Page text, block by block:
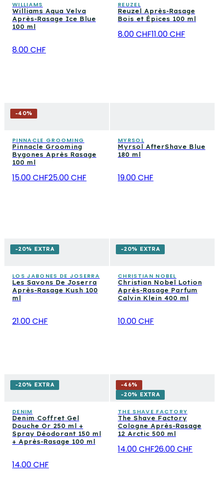
WILLIAMS
Williams Aqua Velva
Après-Rasage Ice Blue
100 ml
8.00 CHF
REUZEL
Reuzel Après-Rasage
Bois et Épices 100 ml
8.00 CHF11.00 CHF
-40%
PINNACLE GROOMING
Pinnacle Grooming
Bygones Après Rasage
100 ml
15.00 CHF25.00 CHF
MYRSOL
Myrsol AfterShave Blue
180 ml
19.00 CHF
-20% EXTRA
LOS JABONES DE JOSERRA
Les Savons De Joserra
Après-Rasage Kush 100
ml
21.00 CHF
-20% EXTRA
CHRISTIAN NOBEL
Christian Nobel Lotion
Après-Rasage Parfum
Calvin Klein 400 ml
10.00 CHF
-20% EXTRA
DENIM
Denim Coffret Gel
Douche Or 250 ml +
Spray Déodorant 150 ml
+ Après-Rasage 100 ml
14.00 CHF
-46%
-20% EXTRA
THE SHAVE FACTORY
The Shave Factory
Cologne Après-Rasage
12 Arctic 500 ml
14.00 CHF26.00 CHF